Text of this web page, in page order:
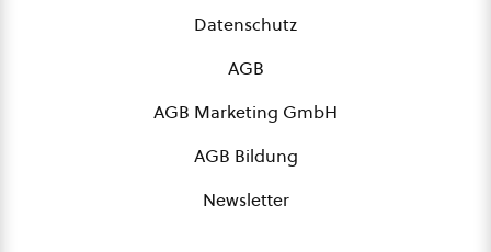
Datenschutz
AGB
AGB Marketing GmbH
AGB Bildung
Newsletter